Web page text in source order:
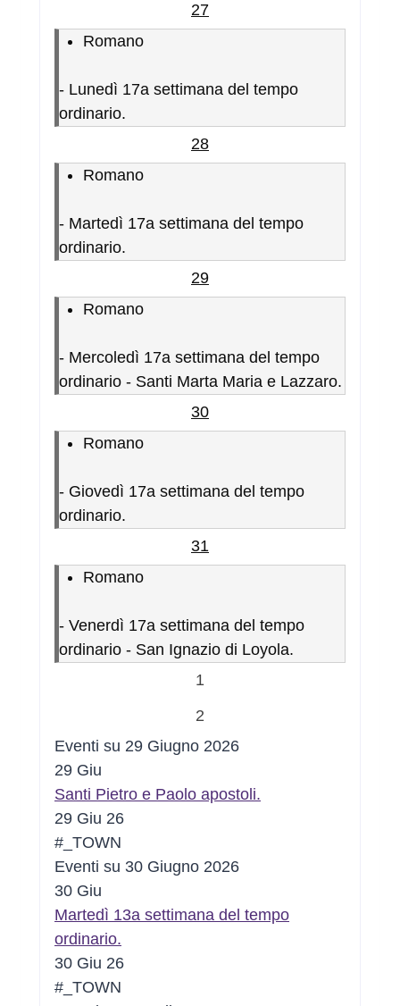
27
Romano
- Lunedì 17a settimana del tempo
ordinario.
28
Romano
- Martedì 17a settimana del tempo
ordinario.
29
Romano
- Mercoledì 17a settimana del tempo
ordinario - Santi Marta Maria e Lazzaro.
30
Romano
- Giovedì 17a settimana del tempo
ordinario.
31
Romano
- Venerdì 17a settimana del tempo
ordinario - San Ignazio di Loyola.
1
2
Eventi su 29 Giugno 2026
29 Giu
Santi Pietro e Paolo apostoli.
29 Giu 26
#_TOWN
Eventi su 30 Giugno 2026
30 Giu
Martedì 13a settimana del tempo
ordinario.
30 Giu 26
#_TOWN